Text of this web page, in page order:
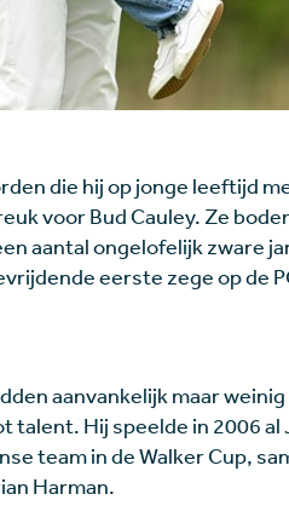
die hij op jonge leeftijd
voor Bud Cauley. Ze
aantal ongelofelijk zware
eerste zege op de
aanvankelijk maar
talent. Hij speelde in 2006 al
team in de Walker Cup,
Harman.